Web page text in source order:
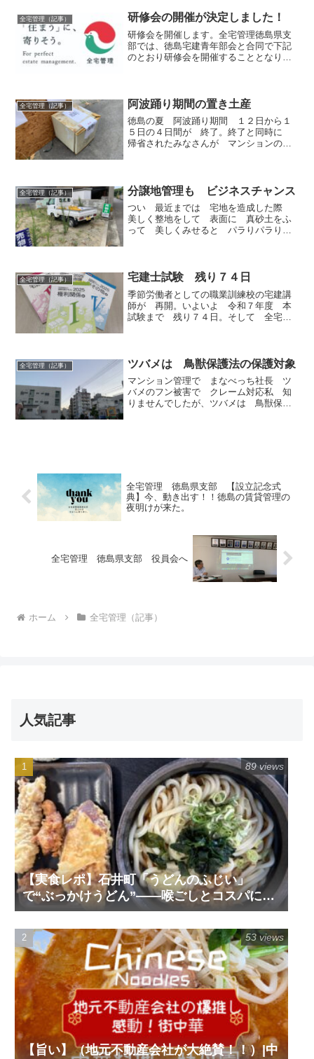
ーが 開発しました 全宅管...
全宅管理（記事） 研修会の開催が決定しました！
研修会を開催します。全宅管理徳島県支
部では、徳島宅建青年部会と合同で下記
のとおり研修会を開催することとなりま
す。貸主が高齢になった場合...
全宅管理（記事） 阿波踊り期間の置き土産
徳島の夏 阿波踊り期間 １２日から１
５日の４日間が 終了。終了と同時に
帰省されたみなさんが マンションのゴ
全宅管理の管理部門の世界で...
全宅管理（記事） 分譲地管理も ビジネスチャンス
つい 最近までは 宅地を造成した際
美しく整地をして 表面に 真砂土をふ
って 美しくみせると パラりパラり
と 建売住宅原価が 上昇し...
全宅管理（記事） 宅建士試験 残り７４日
季節労働者としての職業訓練校の宅建講
師が 再開。いよいよ 令和７年度 本
試験まで 残り７４日。そして 全宅管
で この国家資格試験盛り...
全宅管理（記事） ツバメは 鳥獣保護法の保護対象
マンション管理で まなべっち社長 ツ
バメのフン被害で クレーム対応私 知
りませんでしたが、ツバメは 鳥獣保護
全宅管理 徳島県支部 【設立記念式
典】今、動き出す！！徳島の賃貸管理の
夜明けが来た。
全宅管理 徳島県支部 役員会へ
ホーム 全宅管理（記事）
人気記事
【実食レポ】石井町「うどんのふじい」
で“ぶっかけうどん”——喉ごしとコスパに唸
るセルフ名店
89 views
【旨い】（地元不動産会社が大絶賛！！）|中
53 views